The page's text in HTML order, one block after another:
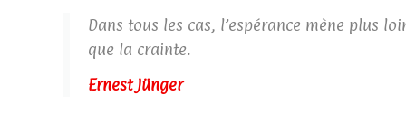
Dans tous les cas, l’espérance mène plus
que la crainte.
Ernest Jünger